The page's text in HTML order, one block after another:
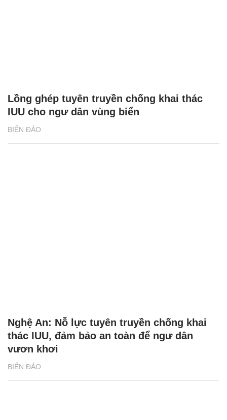
BIỂN ĐẢO
Lồng ghép tuyên truyền chống khai thác
IUU cho ngư dân vùng biển
BIỂN ĐẢO
Nghệ An: Nỗ lực tuyên truyền chống khai
thác IUU, đảm bảo an toàn để ngư dân
vươn khơi